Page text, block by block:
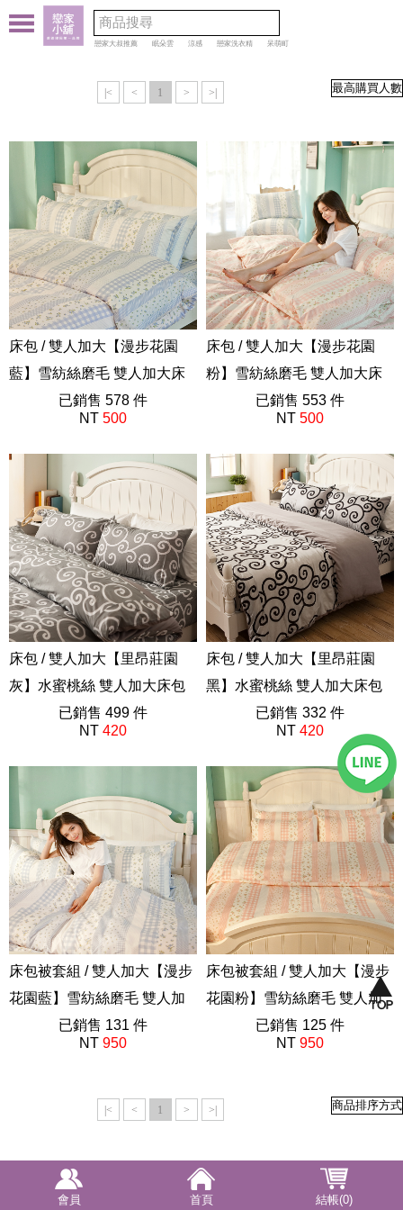
戀家大叔推薦 眠朵雲 涼感 戀家洗衣精 呆萌町
|< < 1 > >|
床包 / 雙人加大【漫步花園
藍】雪紡絲磨毛 雙人加大床
包含二件枕套已銷售 578 件
NT 500
床包 / 雙人加大【漫步花園
粉】雪紡絲磨毛 雙人加大床
包含二件枕套已銷售 553 件
NT 500
床包 / 雙人加大【里昂莊園
灰】水蜜桃絲 雙人加大床包
含二件枕套已銷售 499 件
NT 420
床包 / 雙人加大【里昂莊園
黑】水蜜桃絲 雙人加大床包
含二件枕套已銷售 332 件
NT 420
床包被套組 / 雙人加大【漫步
花園藍】雪紡絲磨毛 雙人加
大床包被套組已銷售 131 件
NT 950
床包被套組 / 雙人加大【漫步
花園粉】雪紡絲磨毛 雙人加
大床包被套組已銷售 125 件
NT 950
|< < 1 > >|
會員 首頁 結帳(0)